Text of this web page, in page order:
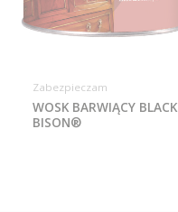
Zabezpieczam
WOSK BARWIĄCY BLACK
BISON®